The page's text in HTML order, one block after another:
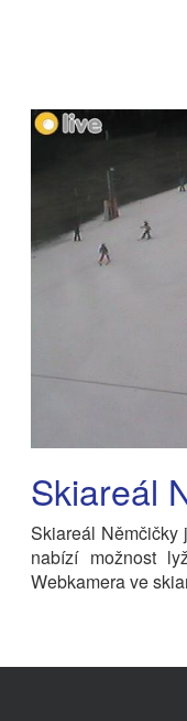
Skiareál
Skiareál Němčičky
nabízí možnost
Webkamera ve